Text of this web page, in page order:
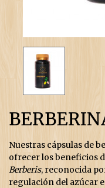
Nuestras cápsulas de
ofrecer los beneficios
Berberis, reconocida
regulación del azúcar